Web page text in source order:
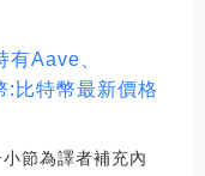
有Aave、
比特幣最新價格
節為譯者補充內